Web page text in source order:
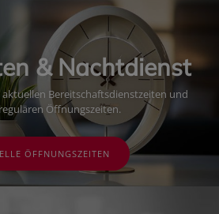
& Nachtdienst
Bereitschaftsdienstzeiten und
Öffnungszeiten.
ÖFFNUNGSZEITEN